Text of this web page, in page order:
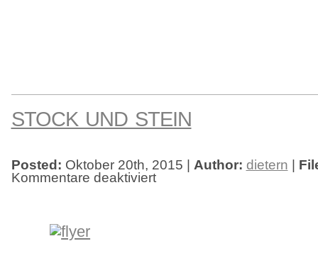
STOCK UND STEIN
Posted: Oktober 20th, 2015 | Author: dietern
Kommentare deaktiviertfür
Stock